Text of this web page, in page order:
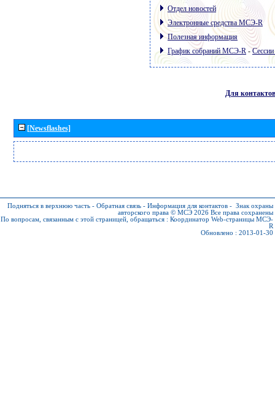
Отдел новостей
Электронные средства МСЭ-R
Полезная информация
График собраний МСЭ-R -
Для контактов
[Newsflashes]
Подняться в верхнюю часть - Обратная связь - Информация для контактов - Знак охраны
авторского права © МСЭ 2026 Все права сохранены
По вопросам, связанным с этой страницей, обращаться : Координатор Web-страницы МСЭ-
R
Обновлено : 2013-01-30